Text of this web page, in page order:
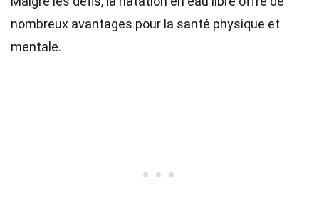
nombreux avantages pour la santé physique et
mentale.